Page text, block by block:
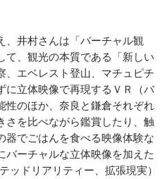
井村さんは「バーチャル観
て、観光の本質である「新しい
、エベレスト登山、マチュピチ
に立体映像で再現するＶＲ（バ
性のほか、奈良と鎌倉それぞれ
さを比べながら鑑賞したり、触
器でごはんを食べる映像体験な
バーチャルな立体映像を加えた
ッドリアリティー、拡張現実）